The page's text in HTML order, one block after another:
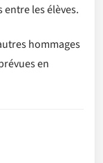
les élèves.
hommages
en